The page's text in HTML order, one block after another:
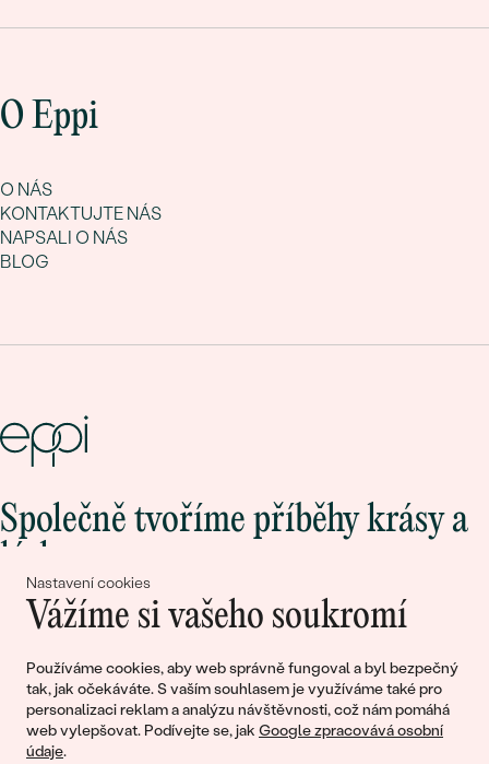
Nastavení cookies
Vážíme si vašeho soukromí
Používáme cookies, aby web správně fungoval a byl bezpečný
tak, jak očekáváte. S vaším souhlasem je využíváme také pro
personalizaci reklam a analýzu návštěvnosti, což nám pomáhá
web vylepšovat. Podívejte se, jak Google zpracovává osobní
údaje.
O Eppi
O NÁS
KONTAKTUJTE NÁS
NAPSALI O NÁS
BLOG
Společně tvoříme příběhy krásy a
Připojte se k nám!